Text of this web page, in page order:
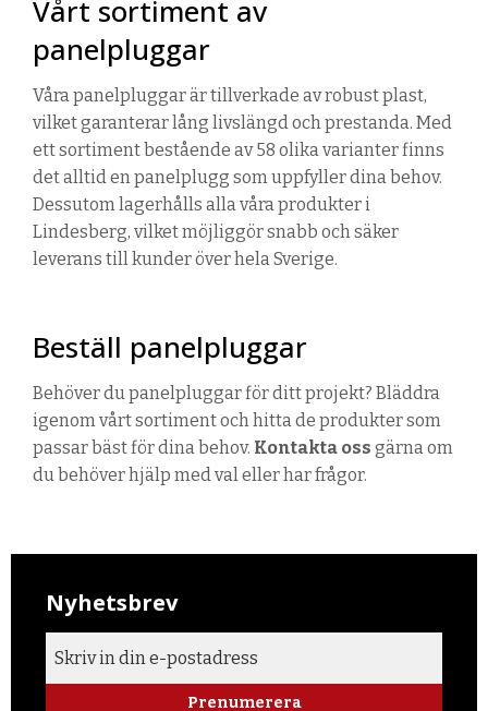
Vårt sortiment av
panelpluggar
Våra panelpluggar är tillverkade av robust plast,
vilket garanterar lång livslängd och prestanda. Med
ett sortiment bestående av 58 olika varianter finns
det alltid en panelplugg som uppfyller dina behov.
Dessutom lagerhålls alla våra produkter i
Lindesberg, vilket möjliggör snabb och säker
leverans till kunder över hela Sverige.
Beställ panelpluggar
Behöver du panelpluggar för ditt projekt? Bläddra
igenom vårt sortiment och hitta de produkter som
passar bäst för dina behov. Kontakta oss gärna om
du behöver hjälp med val eller har frågor.
Nyhetsbrev
Prenumerera